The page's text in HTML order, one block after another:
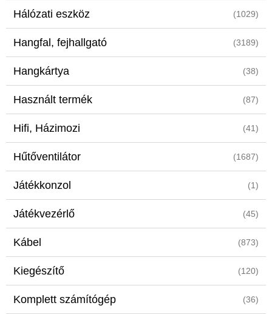
Hálózati eszköz (1029)
Hangfal, fejhallgató (3189)
Hangkártya (38)
Használt termék (87)
Hifi, Házimozi (41)
Hűtőventilátor (1687)
Játékkonzol (1)
Játékvezérlő (45)
Kábel (873)
Kiegészítő (120)
Komplett számítógép (36)